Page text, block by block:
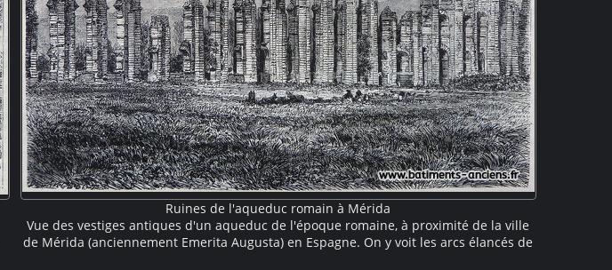
Ruines de l'aqueduc romain à Mérida
Vue des vestiges antiques d'un aqueduc de l'époque romaine, à proximité de la ville
de Mérida (anciennement Emerita Augusta) en Espagne. On y voit les arcs élancés de